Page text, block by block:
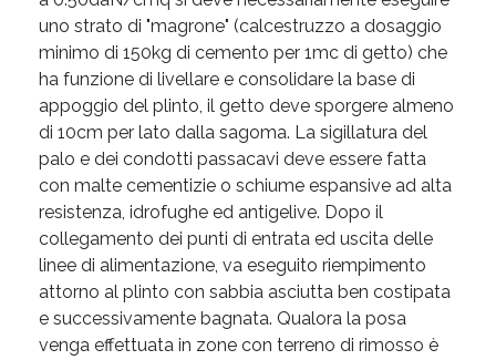
uno strato di "magrone" (calcestruzzo a dosaggio
minimo di 150kg di cemento per 1mc di getto) che
ha funzione di livellare e consolidare la base di
appoggio del plinto, il getto deve sporgere almeno
di 10cm per lato dalla sagoma. La sigillatura del
palo e dei condotti passacavi deve essere fatta
con malte cementizie o schiume espansive ad alta
resistenza, idrofughe ed antigelive. Dopo il
collegamento dei punti di entrata ed uscita delle
linee di alimentazione, va eseguito riempimento
attorno al plinto con sabbia asciutta ben costipata
e successivamente bagnata. Qualora la posa
venga effettuata in zone con terreno di rimosso è